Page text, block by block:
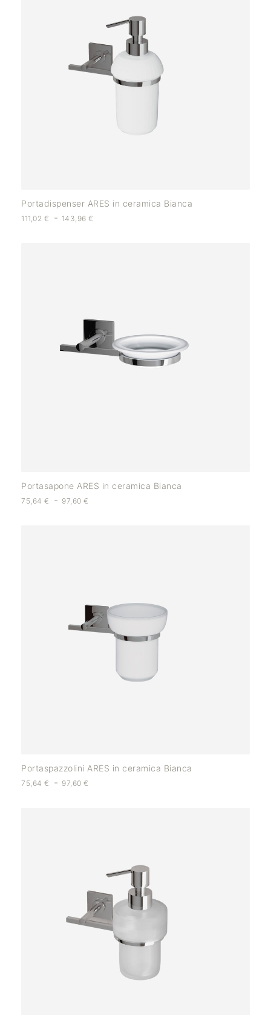
Portadispenser ARES in ceramica Bianca
111,02 € - 143,96€
Portasapone ARES in ceramica Bianca
75,64 € - 97,60€
Portaspazzolini ARES in ceramica Bianca
75,64 € - 97,60€